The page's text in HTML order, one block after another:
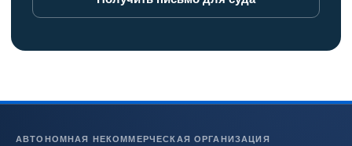
АВТОНОМНАЯ НЕКОММЕРЧЕСКАЯ ОРГАНИЗАЦИЯ